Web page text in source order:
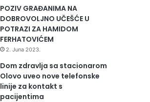
POZIV GRAĐANIMA NA
DOBROVOLJNO UČEŠĆE U
POTRAZI ZA HAMIDOM
FERHATOVIĆEM
2. Juna 2023.
Dom zdravlja sa stacionarom
Olovo uveo nove telefonske
linije za kontakt s
pacijentima